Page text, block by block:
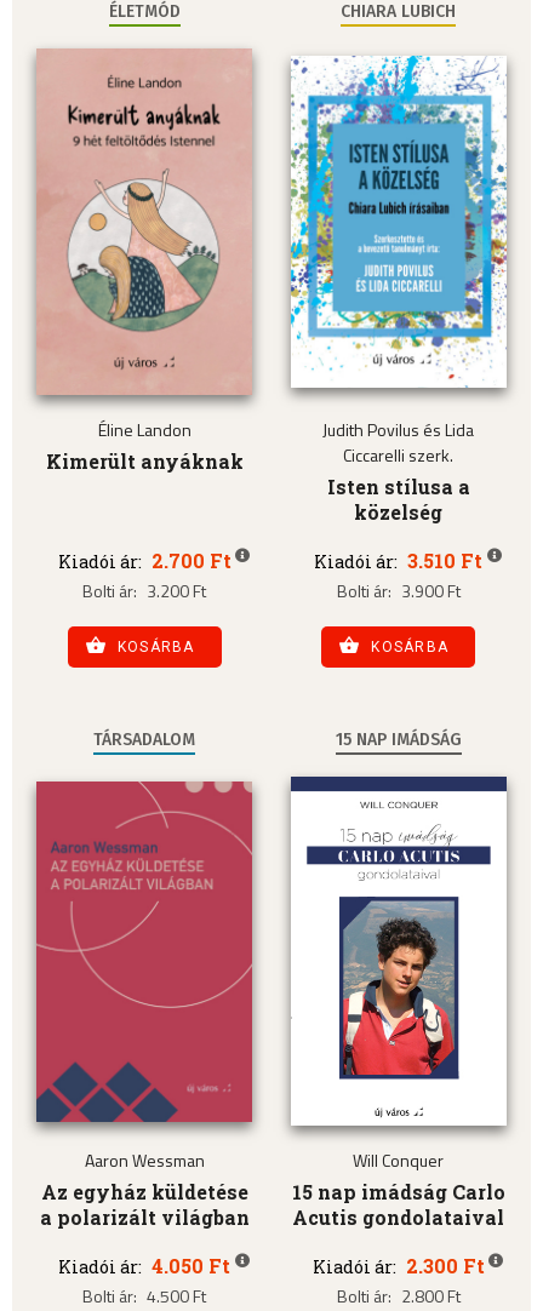
ÉLETMÓD
Éline Landon
Kimerült anyáknak
Kiadói ár: 2.700 Ft
Bolti ár: 3.200 Ft
KOSÁRBA
CHIARA LUBICH
Judith Povilus és Lida
Ciccarelli szerk.
Isten stílusa a
közelség
Kiadói ár: 3.510 Ft
Bolti ár: 3.900 Ft
KOSÁRBA
TÁRSADALOM
Aaron Wessman
Az egyház küldetése
a polarizált világban
Kiadói ár: 4.050 Ft
Bolti ár: 4.500 Ft
15 NAP IMÁDSÁG
Will Conquer
15 nap imádság Carlo
Acutis gondolataival
Kiadói ár: 2.300 Ft
Bolti ár: 2.800 Ft